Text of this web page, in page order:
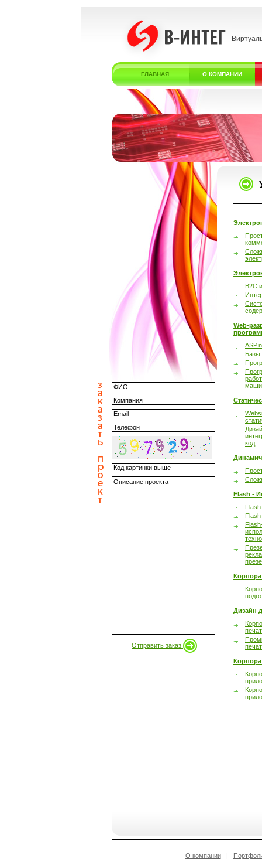
ГЛАВНАЯ О КОМПАНИИ
Отправить заказ
B2C
Web-
Базы
код
Flash -
Flash
Дизайн
О компании|